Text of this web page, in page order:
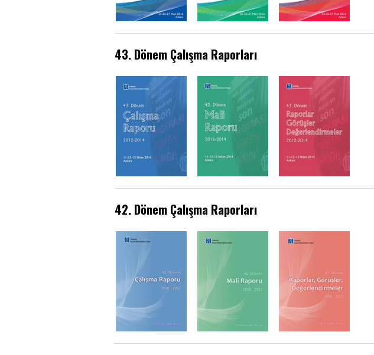
43. Dönem Çalışma Raporları
42. Dönem Çalışma Raporları